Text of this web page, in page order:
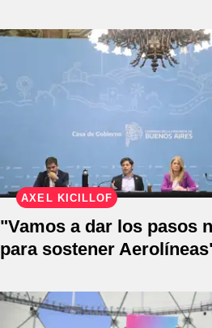
AXEL KICILLOF
"Vamos a dar los pasos
para sostener